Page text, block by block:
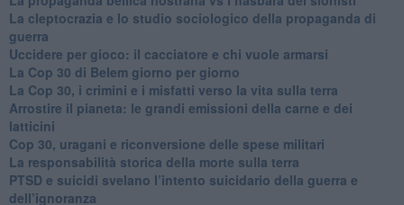
​La cleptocrazia e lo studio sociologico della propaganda di
guerra
​Uccidere per gioco: il cacciatore e chi vuole armarsi
​La Cop 30 di Belem giorno per giorno
La Cop 30, i crimini e i misfatti verso la vita sulla terra
Arrostire il pianeta: le grandi emissioni della carne e dei
latticini
​Cop 30, uragani e riconversione delle spese militari
La responsabilità storica della morte sulla terra
PTSD e suicidi svelano l’intento suicidario della guerra e
dell’ignoranza